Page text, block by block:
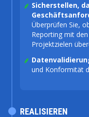
Sicherstellen,
Überprüfen Sie,
Reporting mit
Projektzielen
und Konformität
REALISIEREN